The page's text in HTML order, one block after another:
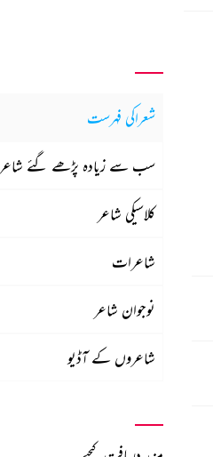
شعراکی فہرست
سب سے زیادہ پڑھے گئے شاعر
کلاسیکی شاعر
شاعرات
نوجوان شاعر
شاعروں کے آڈیو